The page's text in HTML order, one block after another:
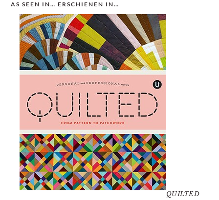
AS SEEN IN… ERSCHIENEN IN…
QUILTED